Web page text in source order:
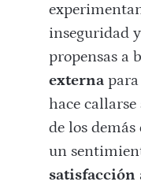
inseguridad
propensas a
externapara
hace
de los
un
satisfacción